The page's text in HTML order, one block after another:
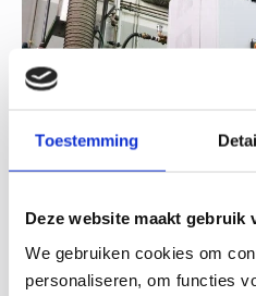
Toestemming
Deze website maakt gebruik
We gebruiken cookies om
personaliseren, om functies
Energie besparen bij
16-11-23